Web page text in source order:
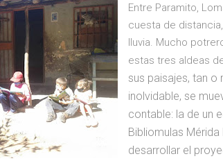
Entre Paramito,
cuesta de
lluvia. Mucho
estas tres aldeas
sus paisajes, tan
inolvidable, se
contable: la de un
Bibliomulas Mérida
desarrollar el